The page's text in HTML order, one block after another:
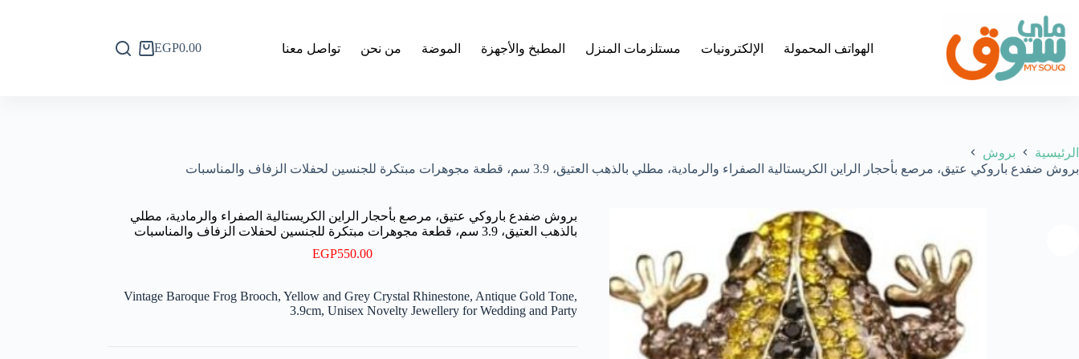
إلى
المحتوى
الهواتف المحمولة الإلكترونيات مستلزمات المنزل المطبخ والأجهزة الموضة من نحن تواصل معنا
عربةEGP0.00
الرئيسية
بروش
بروش ضفدع باروكي عتيق، مرصع بأحجار الراين الكريستالية الصفراء والرمادية، مطلي بالذهب العتيق، 3.9 سم، قطعة مجوهرات مبتكرة للجنسين لحفلات الزفاف والمناسبات
بروش ضفدع باروكي عتيق، مرصع بأحجار الراين الكريستالية الصفراء والرمادية، مطلي
بالذهب العتيق، 3.9 سم، قطعة مجوهرات مبتكرة للجنسين لحفلات الزفاف والمناسبات
EGP550.00
Vintage Baroque Frog Brooch, Yellow and Grey Crystal Rhinestone, Antique Gold Tone,
3.9cm, Unisex Novelty Jewellery for Wedding and Party